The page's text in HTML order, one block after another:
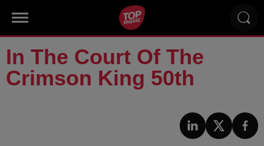
In The Court Of The
Crimson King 50th